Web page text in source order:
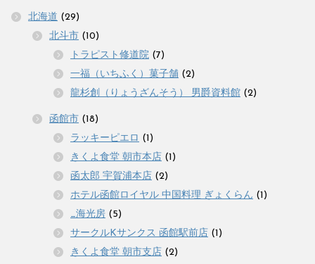
北海道 (29)
北斗市 (10)
トラピスト修道院 (7)
一福（いちふく）菓子舗 (2)
龍杉創（りょうざんそう） 男爵資料館 (2)
函館市 (18)
ラッキーピエロ (1)
きくよ食堂 朝市本店 (1)
函太郎 宇賀浦本店 (2)
ホテル函館ロイヤル 中国料理 ぎょくらん (1)
_海光房 (5)
サークルKサンクス 函館駅前店 (1)
きくよ食堂 朝市支店 (2)